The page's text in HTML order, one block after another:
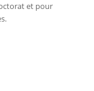
et pour